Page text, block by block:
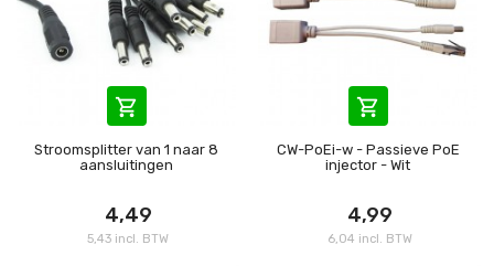

Stroomsplitter van 1 naar 8
aansluitingen
4,49
5,43 incl. BTW

CW-PoEi-w - Passieve PoE
injector - Wit
4,99
6,04 incl. BTW